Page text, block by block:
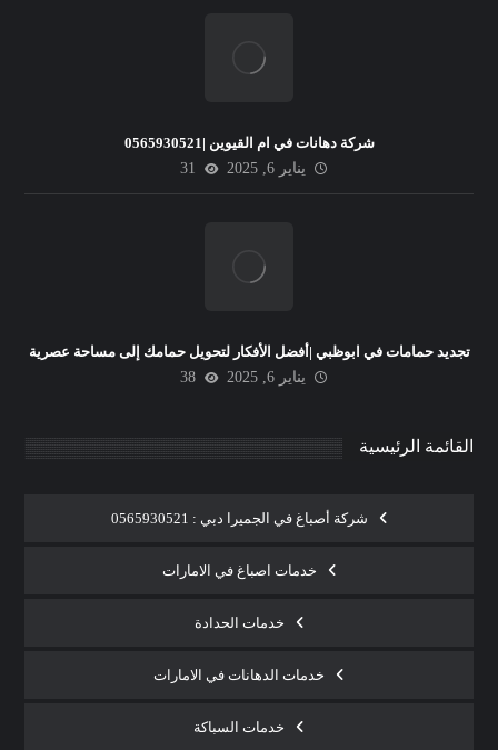
شركة دهانات في ام القيوين |0565930521
يناير 6, 2025
31
تجديد حمامات في ابوظبي |أفضل الأفكار لتحويل حمامك إلى مساحة عصرية
يناير 6, 2025
38
القائمة الرئيسية
شركة أصباغ في الجميرا دبي : 0565930521
خدمات اصباغ في الامارات
خدمات الحدادة
خدمات الدهانات في الامارات
خدمات السباكة